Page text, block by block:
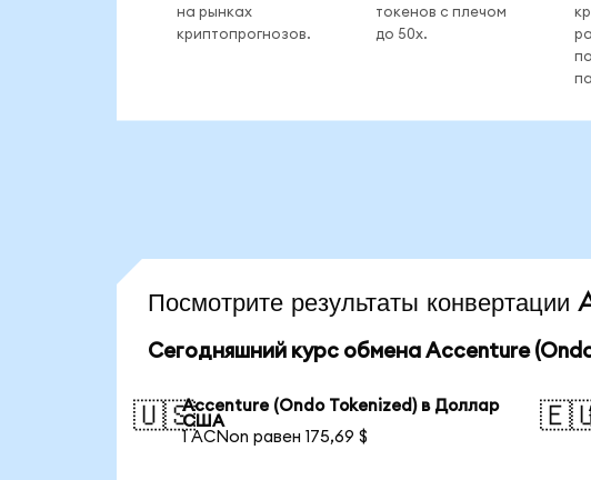
на рынках
криптопрогнозов.
токенов с плечом
до 50x.
Посмотрите результаты
Сегодняшний курс обмена Accenture
🇺🇸Accenture (Ondo Tokenized) в Доллар
США
1 ACNon равен 175,69 $